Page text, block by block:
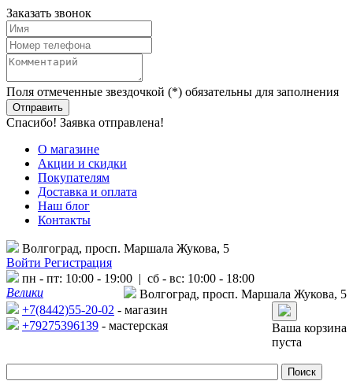
Заказать звонок
Поля отмеченные звездочкой (*) обязательны для заполнения
Спасибо! Заявка отправлена!
О магазине
Акции и скидки
Покупателям
Доставка и оплата
Наш блог
Контакты
Волгоград, просп. Маршала Жукова, 5
Войти Регистрация
пн - пт: 10:00 - 19:00 | сб - вс: 10:00 - 18:00
Велики
Волгоград, просп. Маршала Жукова, 5
+7(8442)55-20-02 - магазин
+79275396139 - мастерская
Ваша корзина
пуста